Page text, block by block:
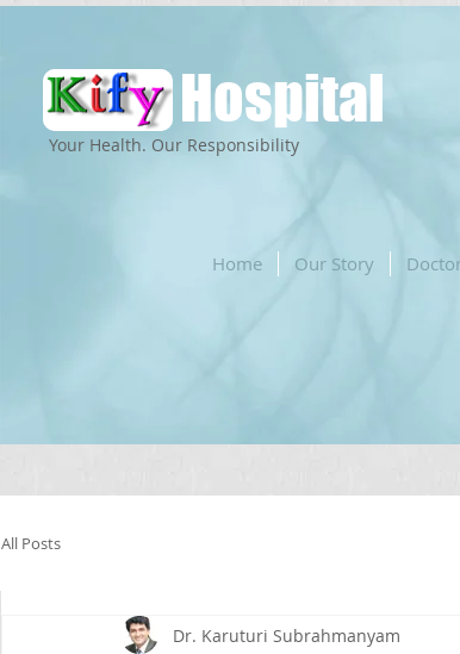
Hospital
Home Our Story
Your Health. Our Responsibility
All Posts
Dr. Karuturi Subrahmanyam